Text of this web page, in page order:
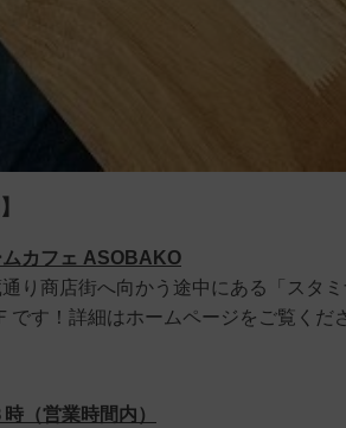
カフェ ASOBAKO
り商店街へ向かう途中にある「スタ
す！詳細はホームページをご覧くだ
（営業時間内）